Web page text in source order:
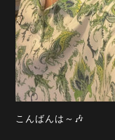
こんばんは～🎶